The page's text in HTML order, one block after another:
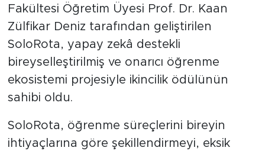
Fakültesi Öğretim Üyesi Prof. Dr. Kaan
Zülfikar Deniz tarafından geliştirilen
SoloRota, yapay zekâ destekli
bireyselleştirilmiş ve onarıcı öğrenme
ekosistemi projesiyle ikincilik ödülünün
sahibi oldu.
SoloRota, öğrenme süreçlerini bireyin
ihtiyaçlarına göre şekillendirmeyi, eksik